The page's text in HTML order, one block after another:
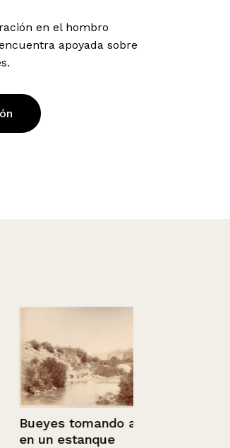
en el hombro
apoyada sobre
Bueyes tomando agua
en un estanque